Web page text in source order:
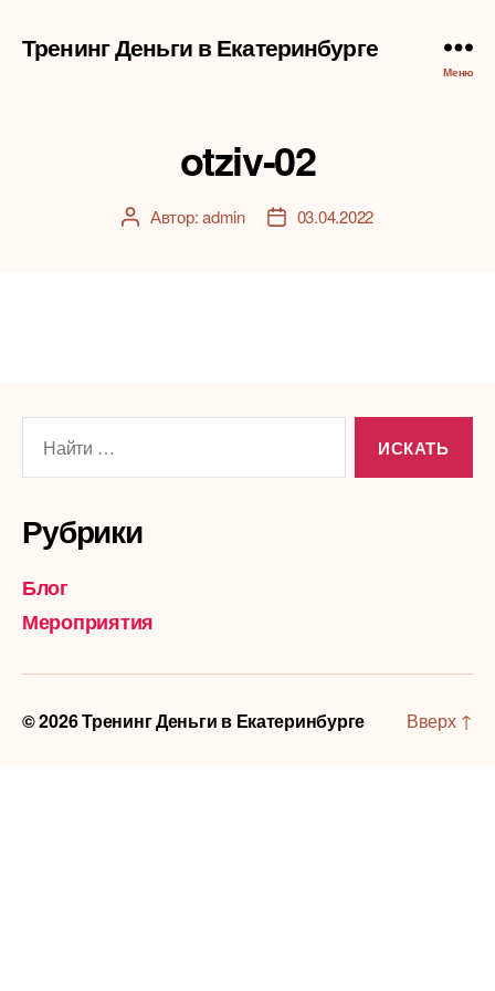
Тренинг Деньги в Екатеринбурге
Меню
otziv-02
АвторАвтор:admin
Дата03.04.2022
Рубрики
Блог
Мероприятия
© 2026Тренинг Деньги в Екатеринбурге Вверх ↑